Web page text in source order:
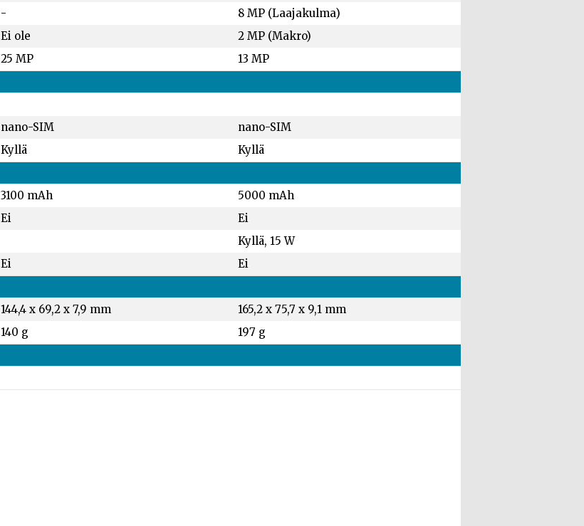
- 8 MP (Laajakulma)
Ei ole 2 MP (Makro)
25 MP 13 MP
nano-SIM nano-SIM
Kyllä Kyllä
3100 mAh 5000 mAh
Ei Ei
Kyllä, 15 W
Ei Ei
144,4 x 69,2 x 7,9 mm 165,2 x 75,7 x 9,1 mm
140 g 197 g